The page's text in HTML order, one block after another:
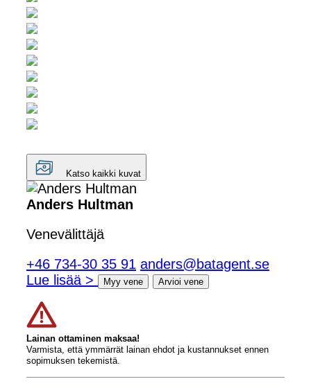
Katso kaikki kuvat
Anders Hultman
Venevälittäjä
+46 734-30 35 91 anders@batagent.se
Lue lisää >
Myy vene Arvioi vene
Lainan ottaminen maksaa!
Varmista, että ymmärrät lainan ehdot ja kustannukset ennen
sopimuksen tekemistä.